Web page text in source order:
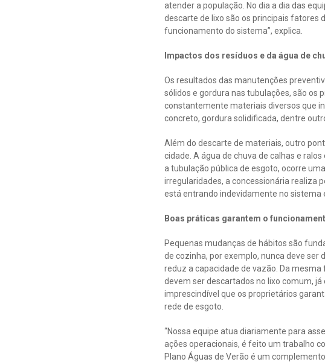
atender a população. No dia a dia das
descarte de lixo são os principais fatores
funcionamento do sistema”, explica.
Impactos dos resíduos e da água de
Os resultados das manutenções
sólidos e gordura nas tubulações, são os
constantemente materiais diversos que
concreto, gordura solidificada, dentre
Além do descarte de materiais, outro
cidade. A água de chuva de calhas e
a tubulação pública de esgoto, ocorre
irregularidades, a concessionária realiza
está entrando indevidamente no sistema
Boas práticas garantem o
Pequenas mudanças de hábitos são
de cozinha, por exemplo, nunca deve ser
reduz a capacidade de vazão. Da
devem ser descartados no lixo comum,
imprescindível que os proprietários
rede de esgoto.
“Nossa equipe atua diariamente para
ações operacionais, é feito um trabalho
Plano Águas de Verão é um